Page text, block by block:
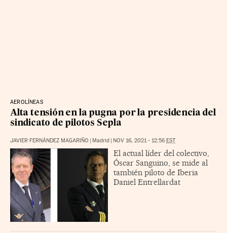
AEROLÍNEAS
Alta tensión en la pugna por la presidencia del
sindicato de pilotos Sepla
JAVIER FERNÁNDEZ MAGARIÑO Madrid NOV 16, 2021 - 12:56 EST
El actual líder del colectivo,
Óscar Sanguino, se mide al
también piloto de Iberia
Daniel Entrellardat